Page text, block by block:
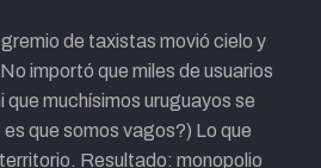
de taxistas movió cielo y
importó que miles de usuarios
muchísimos uruguayos se
que somos vagos?) Lo que
Resultado: monopolio